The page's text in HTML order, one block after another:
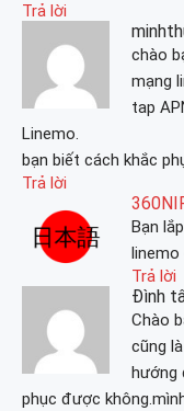
Trả lời
chào
mạng
tap
Linemo.
bạn biết cách khắc
Trả lời
Bạn
Trả lời
Đình
Chào
cũng
hướng
phục được